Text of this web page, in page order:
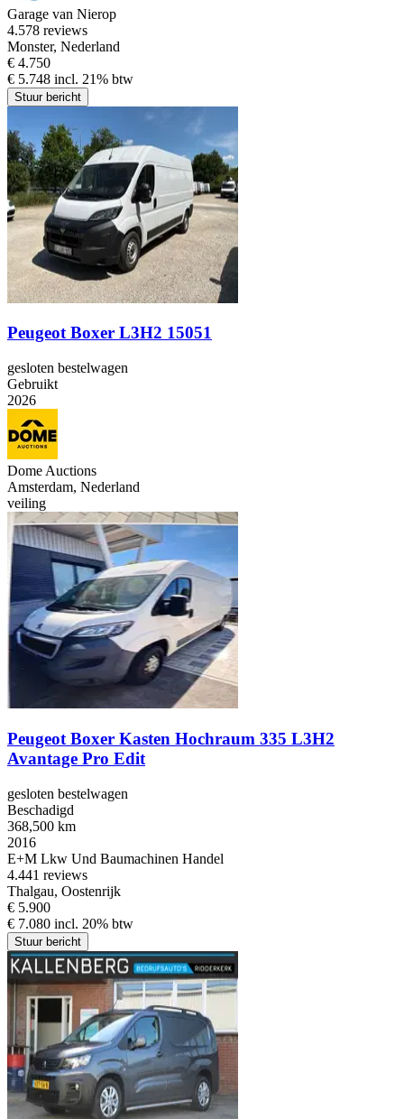
Garage van Nierop
4.578 reviews
Monster, Nederland
€ 4.750
€ 5.748 incl. 21% btw
Stuur bericht
Peugeot Boxer L3H2 15051
gesloten bestelwagen
Gebruikt
2026
Dome Auctions
Amsterdam, Nederland
veiling
Peugeot Boxer Kasten Hochraum 335 L3H2
Avantage Pro Edit
gesloten bestelwagen
Beschadigd
368,500 km
2016
E+M Lkw Und Baumachinen Handel
4.441 reviews
Thalgau, Oostenrijk
€ 5.900
€ 7.080 incl. 20% btw
Stuur bericht